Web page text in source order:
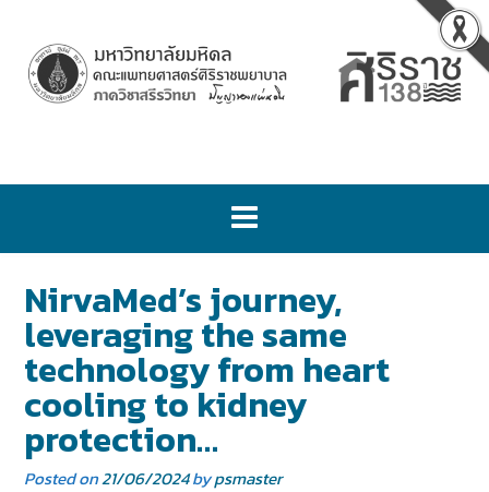
NirvaMed’s journey,
leveraging the same
technology from heart
cooling to kidney
protection…
Posted on21/06/2024bypsmaster